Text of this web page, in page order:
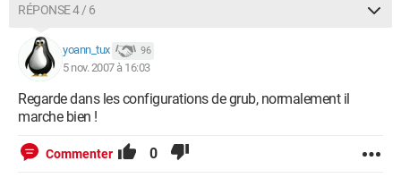
RÉPONSE 4 / 6
yoann_tux 96
5 nov. 2007 à 16:03
Regarde dans les configurations de grub, normalement il
marche bien !
Commenter 0